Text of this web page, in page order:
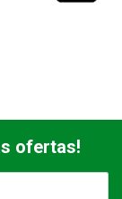
ofertas!